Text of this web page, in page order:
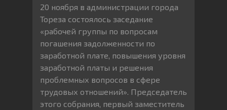
20 ноября в администрации города
Тореза состоялось заседание
«рабочей группы по вопросам
погашения задолженности по
заработной плате, повышения уровня
заработной платы и решения
проблемных вопросов в сфере
трудовых отношений». Председатель
этого собрания, первый заместитель